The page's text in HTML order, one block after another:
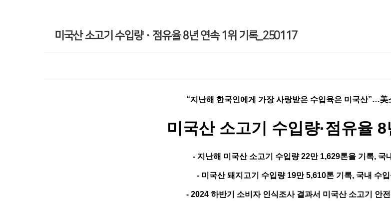
미국산 소고기 수입량·점유율 8년 연속 1위 기록_250117
“지난해 한국인에게 가장 사랑받은 수입육은 미국산”…美
미국산 소고기 수입량·점유율
- 지난해 미국산 소고기 수입량 22만 1,629톤을 기록, 국
- 미국산 돼지고기 수입량 19만 5,610톤 기록, 국내 수
- 2024 하반기 소비자 인식조사 결과서 미국산 소고기 안